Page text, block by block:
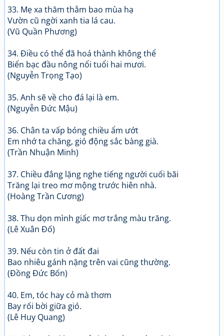
33. Mẹ xa thăm thẳm bao mùa hạ
Vườn cũ ngời xanh tia lá cau.
(Vũ Quần Phương)
34. Điều có thể đã hoá thành không thể
Biển bạc đầu nông nổi tuổi hai mươi.
(Nguyễn Trọng Tạo)
35. Anh sẽ về cho đá lại là em.
(Nguyễn Đức Mậu)
36. Chân ta vấp bóng chiều ẩm ướt
Em nhớ ta chăng, gió động sắc bàng già.
(Trần Nhuận Minh)
37. Chiều đắng lặng nghe tiếng người cuối bãi
Trăng lại treo mơ mộng trước hiên nhà.
(Hoàng Trần Cương)
38. Thu dọn mình giấc mơ trắng màu trăng.
(Lê Xuân Đố)
39. Nếu còn tin ở đất đai
Bao nhiêu gánh nặng trên vai cũng thường.
(Đồng Đức Bốn)
40. Em, tóc hay cỏ mà thơm
Bay rối bời giữa gió.
(Lê Huy Quang)